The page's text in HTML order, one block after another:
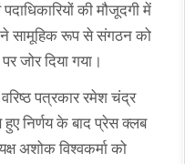
की मौजूदगी में
सामूहिक रूप से संगठन को
जोर दिया गया।
पत्रकार रमेश चंद्र
निर्णय के बाद प्रेस क्लब
अशोक विश्वकर्मा को